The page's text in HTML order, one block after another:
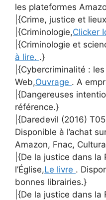
les plateformes
|{Crime, justice et
|{Criminologie,Clicker
|{Criminologie et
à lire. .}
|{Cybercriminalité :
Web,Ouvrage . A
|{Dangereuses
référence.}
|{Daredevil (2016)
Disponible à l’achat
Amazon, Fnac,
|{De la justice dans la
l’Église,Le livre .
bonnes librairies.}
|{De la justice dans la